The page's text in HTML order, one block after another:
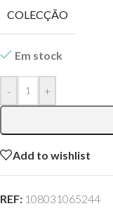
COLECÇÃO
Em stock
- +
Add to wishlist
REF: 108031065244